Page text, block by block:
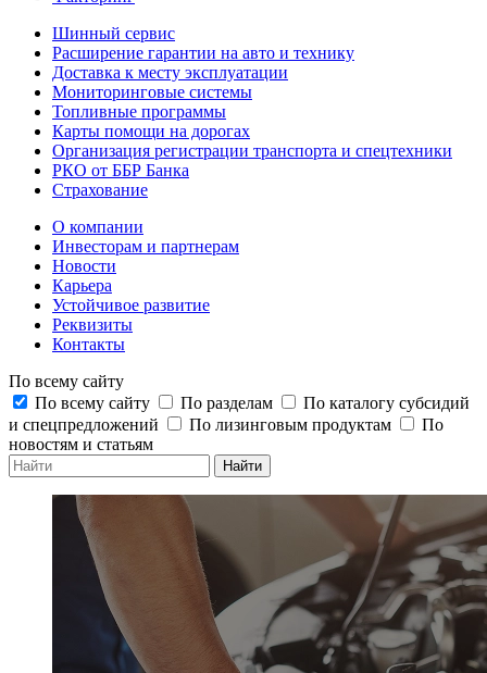
Шинный сервис
Расширение гарантии на авто и технику
Доставка к месту эксплуатации
Мониторинговые системы
Топливные программы
Карты помощи на дорогах
Организация регистрации транспорта и спецтехники
РКО от ББР Банка
Страхование
О компании
Инвесторам и партнерам
Новости
Карьера
Устойчивое развитие
Реквизиты
Контакты
По всему сайту
По всему сайту
По разделам
По каталогу субсидий
и спецпредложений
По лизинговым продуктам
По
новостям и статьям
Найти